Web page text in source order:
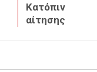
Κατόπιν
αίτησης